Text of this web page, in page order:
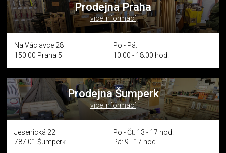
Prodejna Praha
více informací
Na Václavce 28
150 00 Praha 5
Po - Pá:
10:00 - 18:00 hod.
Prodejna Šumperk
více informací
Jesenická 22
787 01 Šumperk
Po - Čt: 13 - 17 hod.
Pá: 9 - 17 hod.